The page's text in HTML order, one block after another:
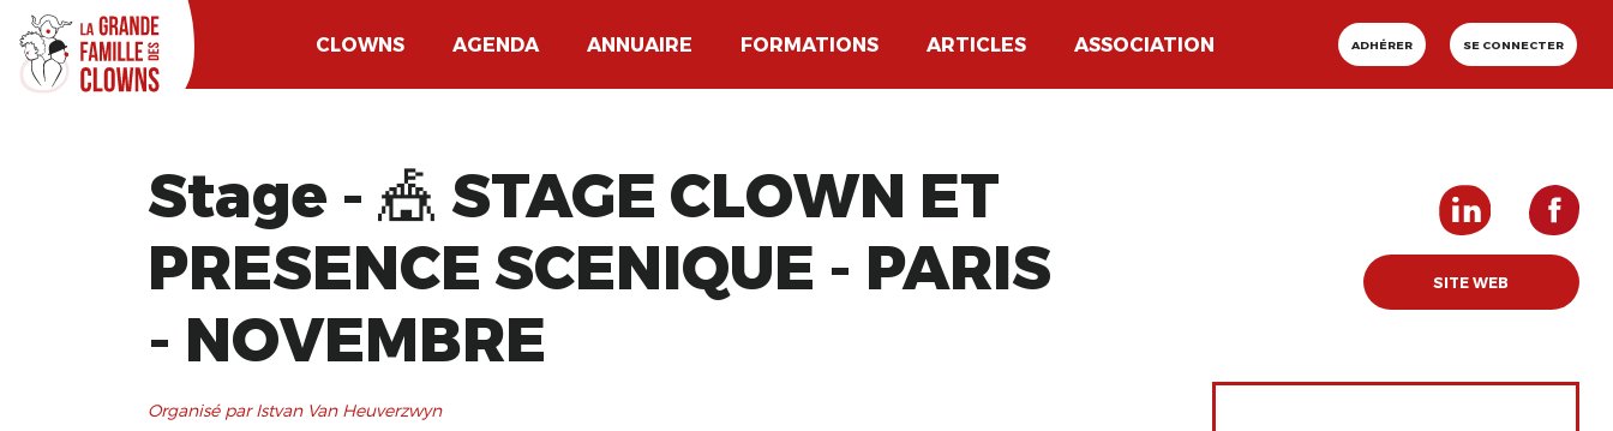
CLOWNS AGENDA ANNUAIRE FORMATIONS ARTICLES ASSOCIATION ADHÉRER SE CONNECTER
Stage - 🎪 STAGE CLOWN ET
PRESENCE SCENIQUE - PARIS
- NOVEMBRE
Organisé par Istvan Van Heuverzwyn
SITE WEB